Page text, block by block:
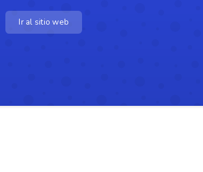
Ir al sitio web